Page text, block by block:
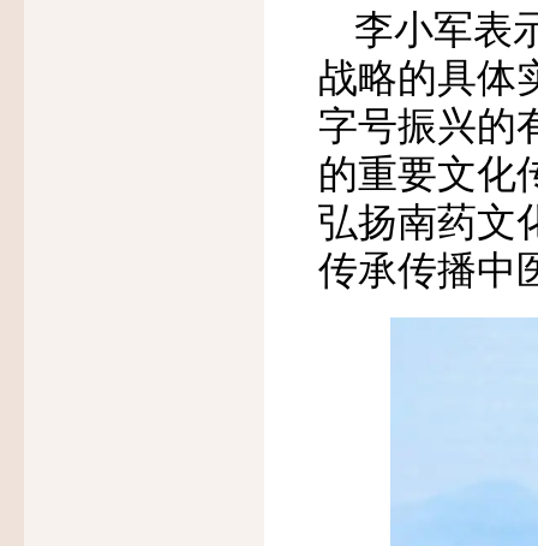
李小军表
战略的具体
字号振兴的
的重要文化
弘扬南药文
传承传播中